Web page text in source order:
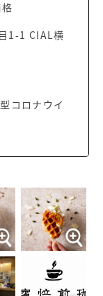
1-1 CIAL横
コロナウイ